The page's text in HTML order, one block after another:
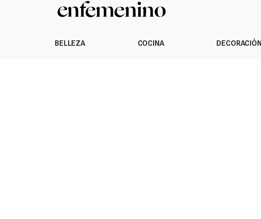
BELLEZA COCINA DECORACIÓN